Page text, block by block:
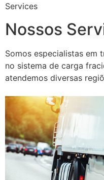
Services
Nossos
Somos especialistas em
no sistema de carga
atendemos diversas